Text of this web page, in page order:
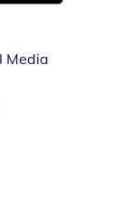
Fenster
Media
Fenster
neuem Fenster